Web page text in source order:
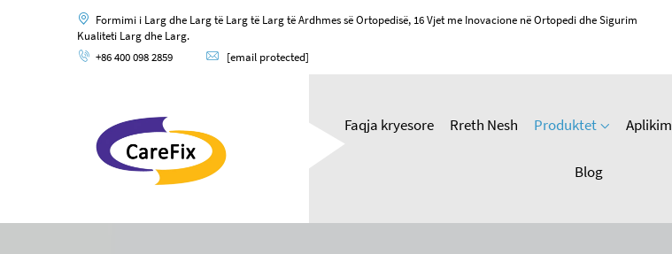
Formimi i Larg dhe Larg të Larg të Larg të Ardhmes së Ortopedisë, 16 Vjet me Inovacione në Ortopedi dhe Sigurim
Kualiteti Larg dhe Larg.
+86 400 098 2859
[email protected]
Faqja kryesore Rreth Nesh Produktet Aplikim
Blog